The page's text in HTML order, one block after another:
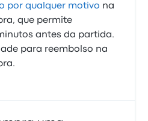
por qualquer motivo na
que permite
antes da partida.
para reembolso na